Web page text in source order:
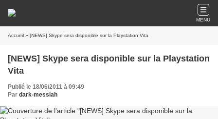
MENU
Accueil » [NEWS] Skype sera disponible sur la Playstation Vita
[NEWS] Skype sera disponible sur la Playstation
Vita
Publié le 18/06/2011 à 09:49
Par dark-messiah